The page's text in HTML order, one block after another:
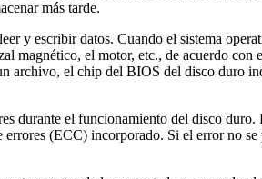
más tarde.
y escribir datos. Cuando el sistema
magnético, el motor, etc., de acuerdo
el chip del BIOS del disco duro
durante el funcionamiento del disco
(ECC) incorporado. Si el error no